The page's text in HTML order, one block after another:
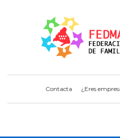
Contacta ¿Eres